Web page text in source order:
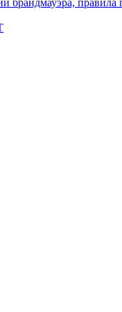
брандмауэра, правила